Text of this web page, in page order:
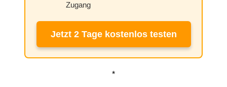
Zugang
Jetzt 2 Tage kostenlos testen
*